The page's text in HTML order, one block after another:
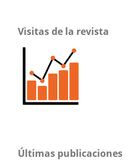
Visitas de la revista
Últimas publicaciones